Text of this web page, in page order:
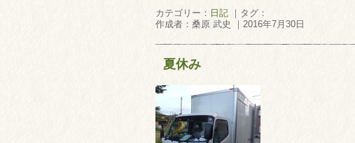
カテゴリー： 日記 ｜タグ：
作成者：桑原 武史 ｜2016年7月30日
夏休み